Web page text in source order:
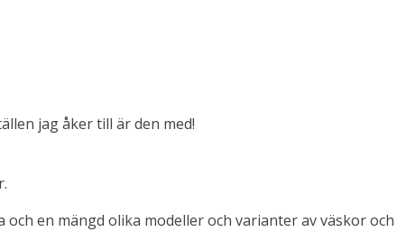
jag åker till är den med!
en mängd olika modeller och varianter av väskor och